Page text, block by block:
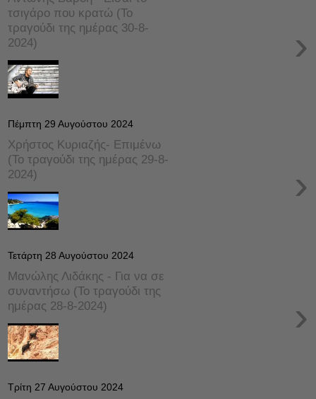
τσιγάρο που κρατώ (Το
τραγούδι της ημέρας 30-8-
2024)
›
Πέμπτη 29 Αυγούστου 2024
Χρήστος Κυριαζής- Επιμένω
(Το τραγούδι της ημέρας 29-8-
2024)
›
Τετάρτη 28 Αυγούστου 2024
Μανώλης Λιδάκης - Για να σε
συναντήσω (Το τραγούδι της
ημέρας 28-8-2024)
›
Τρίτη 27 Αυγούστου 2024